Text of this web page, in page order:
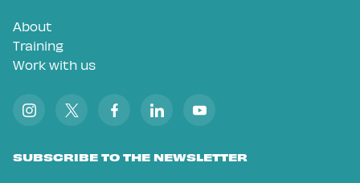
About
Training
Work with us
SUBSCRIBE TO THE NEWSLETTER